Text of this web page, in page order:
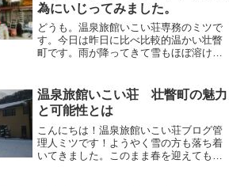
為にいじってみました。
どうも。温泉旅館いこい荘専務のミツで
す。今日は昨日に比べ比較的温かい壮瞥
町です。雨が降ってきて雪もほぼ溶けて
と言っても僕はかなりの機械音痴です。
昔、ミニ四駆の作成で挫折...
温泉旅館いこい荘 壮瞥町の魅力
と可能性とは
こんにちは！温泉旅館いこい荘ブログ管
理人ミツです！ようやく雪の方も落ち着
いてきました。このまま春を迎えてもら